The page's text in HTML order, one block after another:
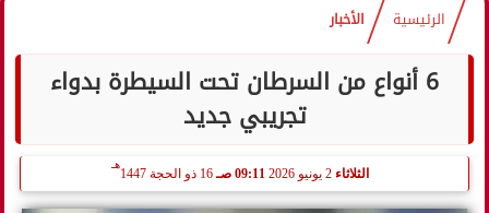
الرئيسية الأخبار
6 أنواع من السرطان تحت السيطرة بدواء
تجريبي جديد
الثلاثاء 09:11 صـ 16 ذو الحجة 1447
هـ